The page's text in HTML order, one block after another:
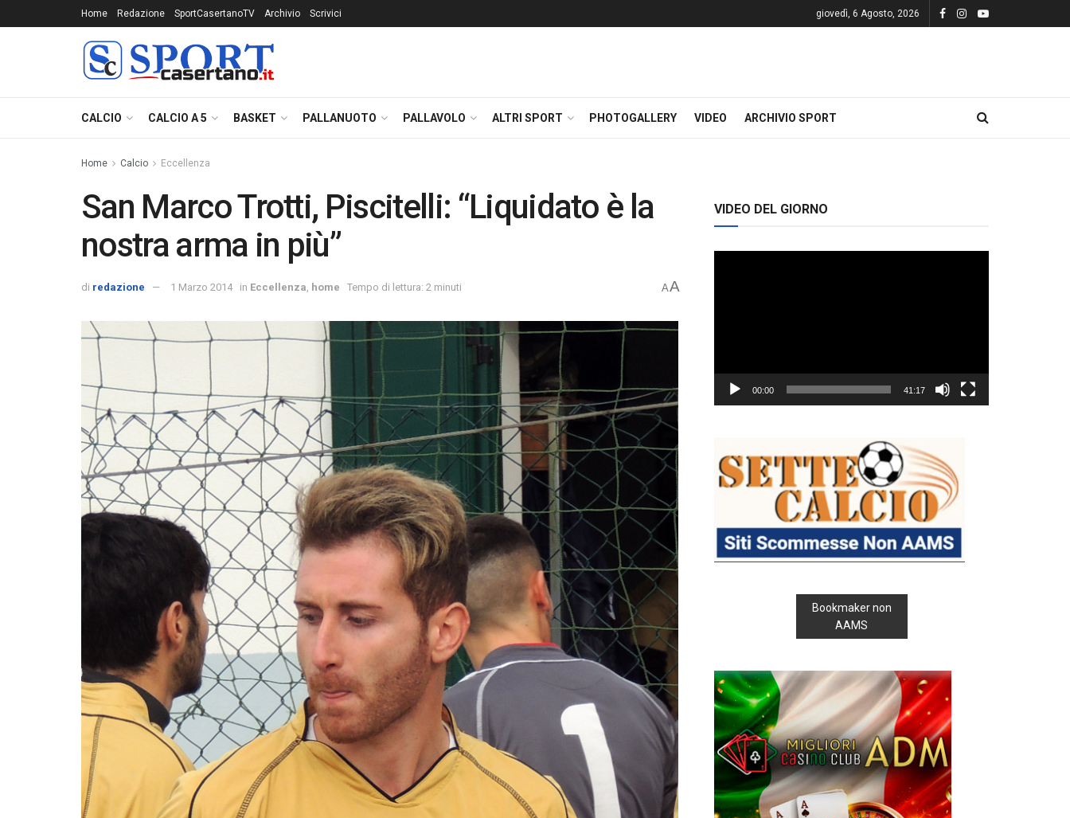
Home Redazione SportCasertanoTV Archivio Scrivici giovedì, 6 Agosto, 2026
CALCIO CALCIO A 5 BASKET PALLANUOTO PALLAVOLO ALTRI SPORT PHOTOGALLERY VIDEO ARCHIVIO SPORT
Home Calcio Eccellenza
San Marco Trotti, Piscitelli: “Liquidato è la
nostra arma in più”
di redazione 1 Marzo 2014 in Eccellenza home Tempo di lettura: 2 minuti AA
VIDEO DEL GIORNO
00:00 41:17
Bookmaker non
AAMS